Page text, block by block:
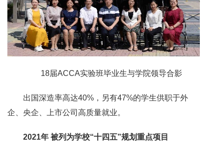
18届ACCA实验班毕业生与学院领导合影
出国深造率高达40%，另有47%的学生供职于外
企、央企、上市公司高质量就业。
2021年 被列为学校“十四五”规划重点项目